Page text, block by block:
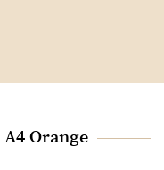
Orange